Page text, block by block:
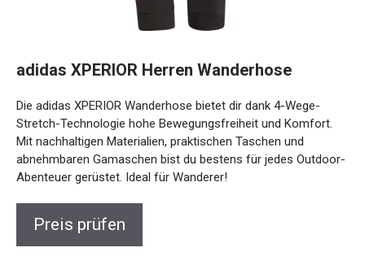
Stretch-Technologie hohe Bewegungsfreiheit und Komfort.
Mit nachhaltigen Materialien, praktischen Taschen und
abnehmbaren Gamaschen bist du bestens für jedes
Outdoor-Abenteuer gerüstet. Ideal für Wanderer!